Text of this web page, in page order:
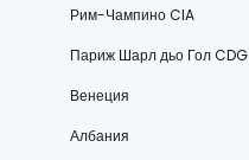
Рим-Чампино CIA
Париж Шарл дьо Гол CDG
Венеция
Албания